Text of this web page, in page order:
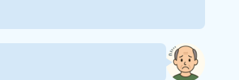
西院）